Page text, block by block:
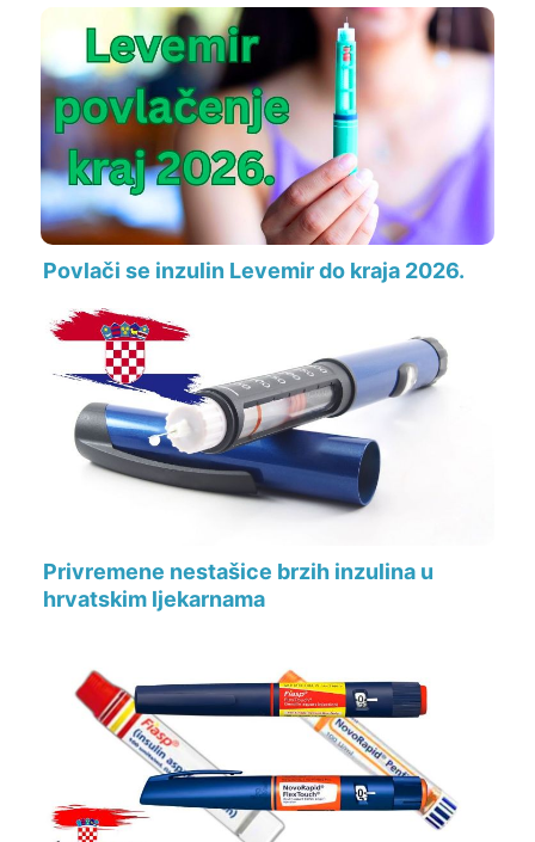
Povlači se inzulin Levemir do kraja 2026.
Privremene nestašice brzih inzulina u
hrvatskim ljekarnama